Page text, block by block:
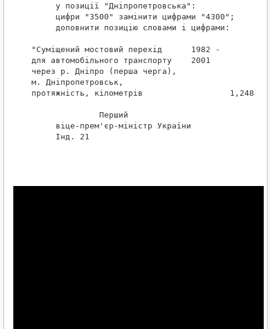
     у позиції "Дніпропетровська":
     цифри "3500" замінити цифрами "4300";
     доповнити позицію словами і цифрами:
"Суміщений мостовий перехід      1982 -
для автомобільного транспорту    2001
через р. Дніпро (перша черга),
м. Дніпропетровськ,
протяжність, кілометрів                  1,248
              Перший
віце-прем'єр-міністр України
     Інд. 21